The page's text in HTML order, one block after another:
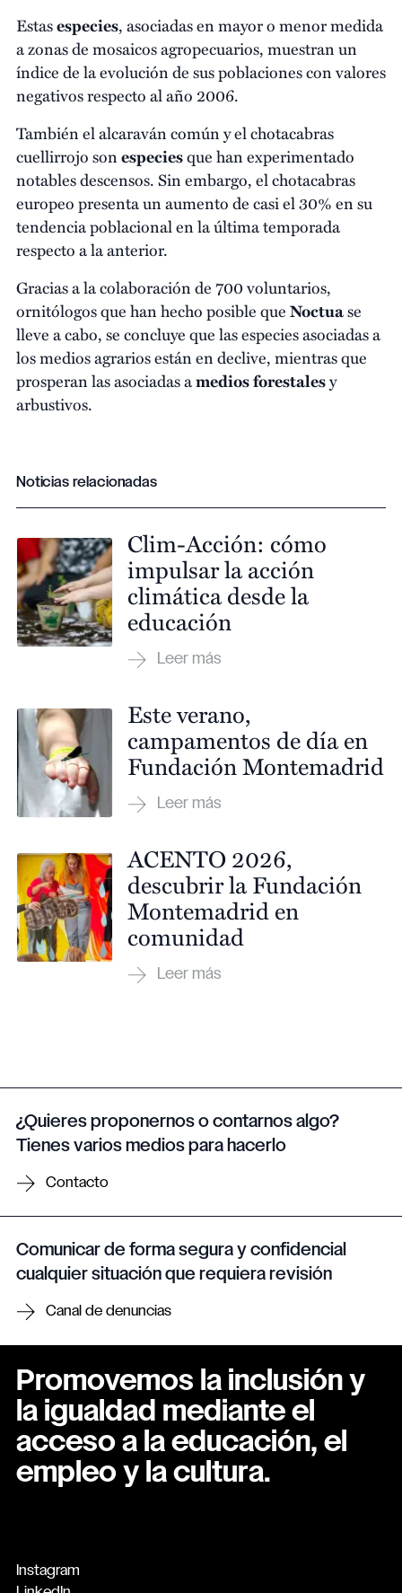
Estasespecies, asociadas en mayor o menor medida
a zonas de mosaicos agropecuarios, muestran un
índice de la evolución de sus poblaciones con valores
negativos respecto al año 2006.
También el alcaraván común y el chotacabras
cuellirrojo sonespeciesque han experimentado
notables descensos. Sin embargo, el chotacabras
europeo presenta un aumento de casi el 30% en su
tendencia poblacional en la última temporada
respecto a la anterior.
Gracias a la colaboración de 700 voluntarios,
ornitólogos que han hecho posible queNoctuase
lleve a cabo, se concluye que las especies asociadas a
los medios agrarios están en declive, mientras que
prosperan las asociadas amedios forestalesy
arbustivos.
Noticias relacionadas
Clim-Acción: cómo
impulsar la acción
climática desde la
educación
Este verano,
campamentos de día en
Fundación Montemadrid
ACENTO 2026,
descubrir la Fundación
Montemadrid en
comunidad
¿Quieres proponernos o contarnos algo?
Tienes varios medios para hacerlo
Contacto
Comunicar de forma segura y confidencial
cualquier situación que requiera revisión
Canal de denuncias
Promovemos la inclusión y
la igualdad mediante el
acceso a la educación, el
empleo y la cultura.
Instagram